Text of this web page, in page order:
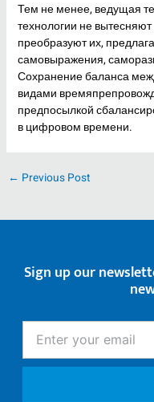
Тем не менее, ведущая
технологии не вытесняют
преобразуют их,
самовыражения,
Сохранение баланса
видами
предпосылкой
в цифровом времени.
← Previous Post
Sign up our
your
email